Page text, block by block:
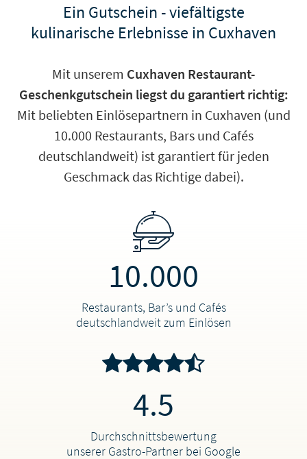
Ein Gutschein - viefältigste
kulinarische Erlebnisse in Cuxhaven
Mit unserem Cuxhaven Restaurant-
Geschenkgutschein liegst du garantiert richtig:
Mit beliebten Einlösepartnern in Cuxhaven (und
10.000 Restaurants, Bars und Cafés
deutschlandweit) ist garantiert für jeden
Geschmack das Richtige dabei).
10.000
Restaurants, Bar’s und Cafés
deutschlandweit zum Einlösen
4.5
Durchschnittsbewertung
unserer Gastro-Partner bei Google